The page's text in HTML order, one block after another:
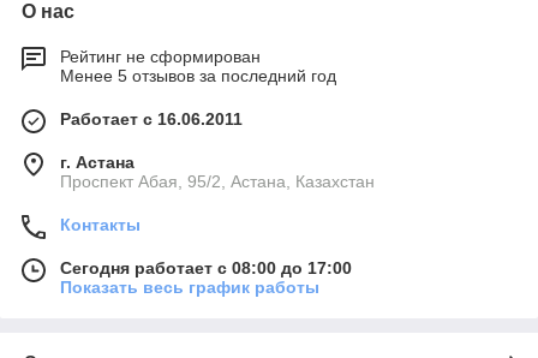
О нас
Рейтинг не сформирован
Менее 5 отзывов за последний год
Работает с 16.06.2011
г. Астана
​Проспект Абая, 95/2, Астана, Казахстан
Контакты
Сегодня работает с 08:00 до 17:00
Показать весь график работы